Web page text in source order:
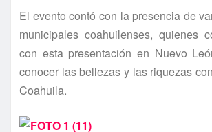
El evento contó con la presencia de
municipales coahuilenses, quienes
con esta presentación en Nuevo
conocer las bellezas y las riquezas
Coahuila.